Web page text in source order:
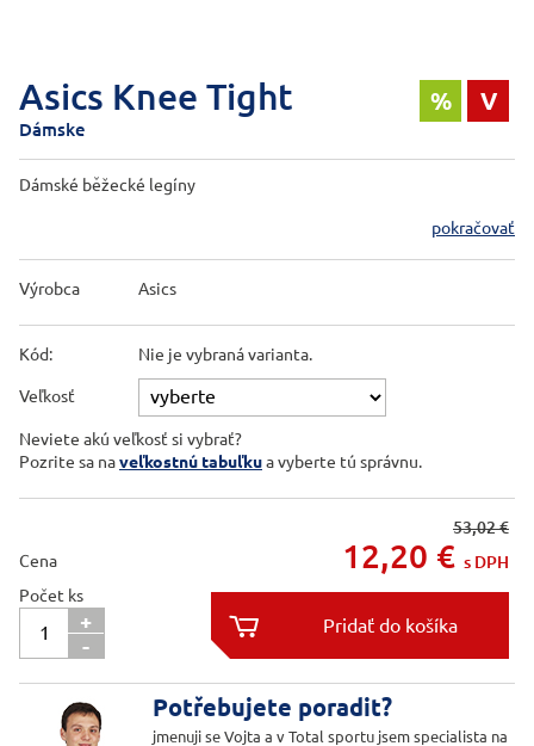
Asics Knee Tight % V
Dámske
Dámské běžecké legíny
pokračovať
Výrobca Asics
Kód: Nie je vybraná varianta.
Veľkosť
Neviete akú veľkosť si vybrať?
Pozrite sa naveľkostnú tabuľkua vyberte tú správnu.
Cena
53,02 €
12,20 € s DPH
Počet ks
+
-


Potřebujete poradit?
jmenuji se Vojta a v Total sportu jsem specialista na